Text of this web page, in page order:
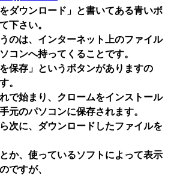
ダウンロード」と書いてある青いボ
下さい。
のは、インターネット上のファイル
コンへ持ってくることです。
保存」というボタンがありますの
。
で始まり、クロームをインストール
元のパソコンに保存されます。
次に、ダウンロードしたファイルを
か、使っているソフトによって表示
ですが、